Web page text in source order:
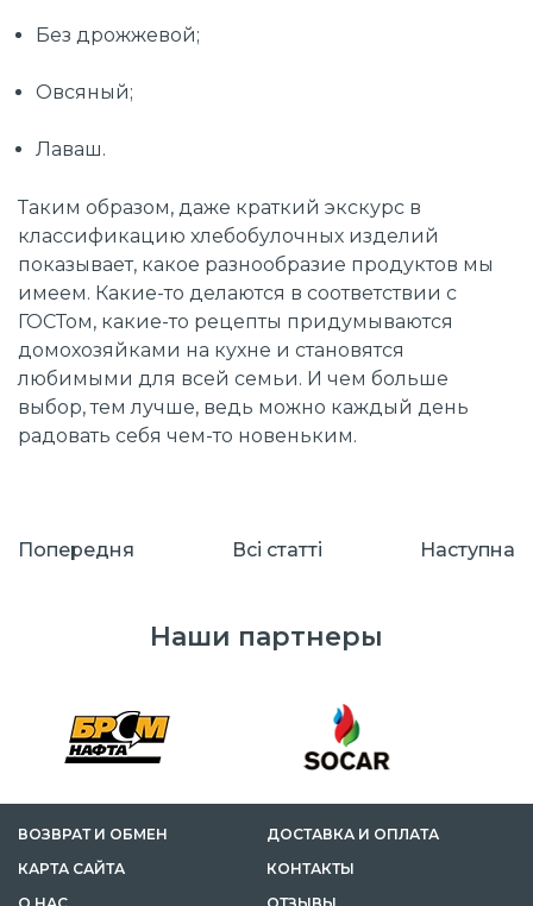
Без дрожжевой;
Овсяный;
Лаваш.
Таким образом, даже краткий экскурс в
классификацию хлебобулочных изделий
показывает, какое разнообразие продуктов мы
имеем. Какие-то делаются в соответствии с
ГОСТом, какие-то рецепты придумываются
домохозяйками на кухне и становятся
любимыми для всей семьи. И чем больше
выбор, тем лучше, ведь можно каждый день
радовать себя чем-то новеньким.
Попередня Всі cтатті Наступна
Наши партнеры
ВОЗВРАТ И ОБМЕН
ДОСТАВКА И ОПЛАТА
КАРТА САЙТА
КОНТАКТЫ